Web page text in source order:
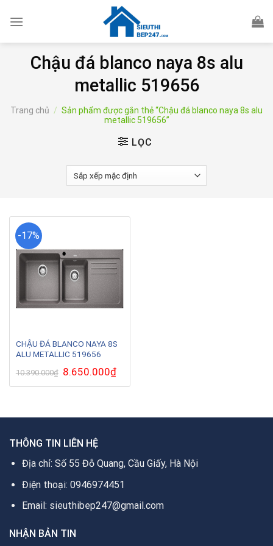
Chậu đá blanco naya 8s alu
metallic 519656
Trang chủ / Sản phẩm được gắn thẻ “Chậu đá blanco naya 8s alu
metallic 519656”
LỌC
-17%
CHẬU ĐÁ BLANCO NAYA 8S
ALU METALLIC 519656
10.390.000₫ Giá
gốc
là:
8.650.000₫Giá
hiện
tại
THÔNG TIN LIÊN HỆ
Địa chỉ: Số 55 Đỗ Quang, Cầu Giấy, Hà Nội
Điện thoại: 0946974451
Email: sieuthibep247@gmail.com
NHẬN BẢN TIN